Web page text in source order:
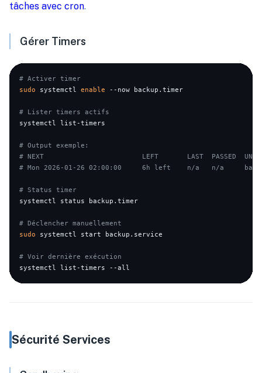
tâches avec cron.
Gérer Timers
# Activer timer
sudo systemctl enable --now backup.timer
# Lister timers actifs
systemctl list-timers
# Output exemple:
# NEXT                        LEFT       LAST  PASSED  UNIT
# Mon 2026-01-26 02:00:00     6h left    n/a   n/a
# Status timer
systemctl status backup.timer
# Déclencher manuellement
sudo systemctl start backup.service
# Voir dernière exécution
Sécurité Services